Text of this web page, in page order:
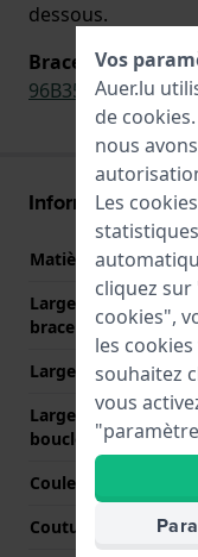
dessous.
Bracelet original
96B350
Informations
Matière bracelet
Largeur de la patte
bracelet)
Largeur entre
Largeur de bande à
boucle
Couleur du bracelet
Coutures de couleur
Vos
Auer.lu
de cookies
nous
Les
cliquez
cookies",
les
souhaitez
vous